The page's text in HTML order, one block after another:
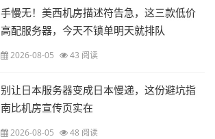
手慢无！美西机房描述符告急，这三款低价
高配服务器，今天不锁单明天就排队
2026-08-05 43 阅读
别让日本服务器变成日本慢递，这份避坑指
南比机房宣传页实在
2026-08-05 48 阅读